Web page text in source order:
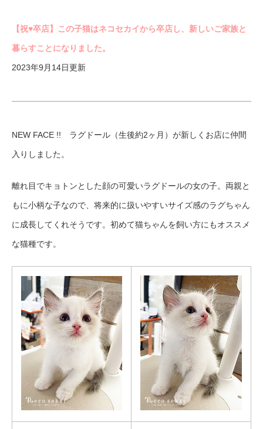
【祝♥︎卒店】この子猫はネコセカイから卒店し、新しいご家族と
暮らすことになりました。
2023年9月14日更新
NEW FACE !! ラグドール（生後約2ヶ月）が新しくお店に仲間
入りしました。
離れ目でキョトンとした顔の可愛いラグドールの女の子。両親と
もに小柄な子なので、将来的に扱いやすいサイズ感のラグちゃん
に成長してくれそうです。初めて猫ちゃんを飼い方にもオススメ
な猫種です。